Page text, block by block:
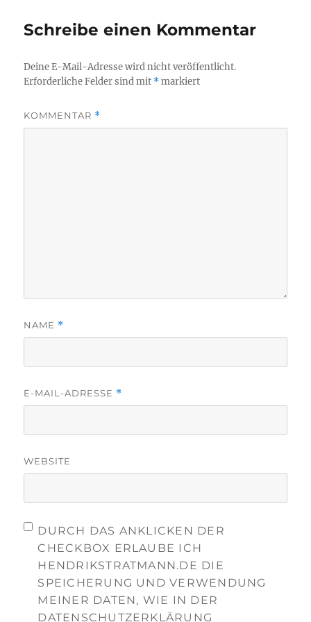
Schreibe einen Kommentar
Deine E-Mail-Adresse wird nicht veröffentlicht.
Erforderliche Felder sind mit *markiert
KOMMENTAR *
NAME *
E-MAIL-ADRESSE *
WEBSITE
DURCH DAS ANKLICKEN DER
CHECKBOX ERLAUBE ICH
HENDRIKSTRATMANN.DE DIE
SPEICHERUNG UND VERWENDUNG
MEINER DATEN, WIE IN DER
DATENSCHUTZERKLÄRUNG